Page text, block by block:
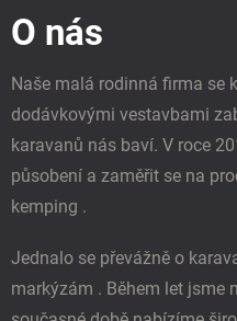
O nás
Naše malá rodinná firma se
dodávkovými vestavbami
karavanů nás baví. V roce
působení a zaměřit se na
kemping .
Jednalo se převážně o
markýzám . Během let jsme